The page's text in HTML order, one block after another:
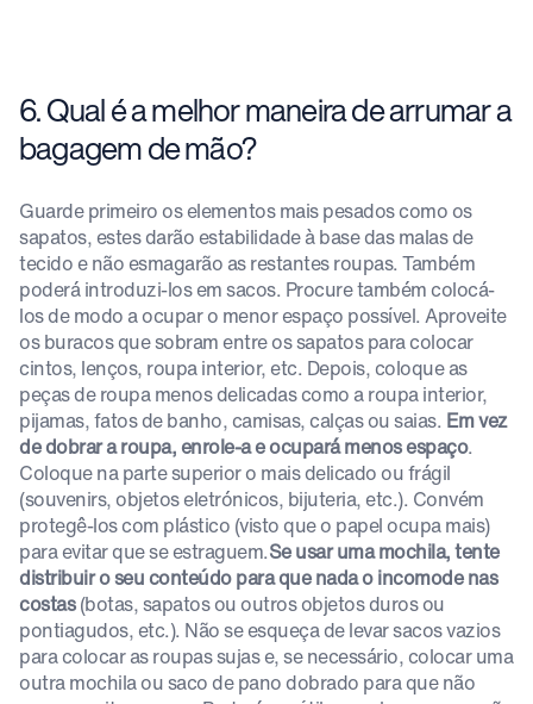
6. Qual é a melhor maneira de arrumar a
bagagem de mão?
Guarde primeiro os elementos mais pesados como os
sapatos, estes darão estabilidade à base das malas de
tecido e não esmagarão as restantes roupas. Também
poderá introduzi-los em sacos. Procure também colocá-
los de modo a ocupar o menor espaço possível. Aproveite
os buracos que sobram entre os sapatos para colocar
cintos, lenços, roupa interior, etc. Depois, coloque as
peças de roupa menos delicadas como a roupa interior,
pijamas, fatos de banho, camisas, calças ou saias. Em vez
de dobrar a roupa, enrole-a e ocupará menos espaço.
Coloque na parte superior o mais delicado ou frágil
(souvenirs, objetos eletrónicos, bijuteria, etc.). Convém
protegê-los com plástico (visto que o papel ocupa mais)
para evitar que se estraguem.Se usar uma mochila, tente
distribuir o seu conteúdo para que nada o incomode nas
costas(botas, sapatos ou outros objetos duros ou
pontiagudos, etc.). Não se esqueça de levar sacos vazios
para colocar as roupas sujas e, se necessário, colocar uma
outra mochila ou saco de pano dobrado para que não